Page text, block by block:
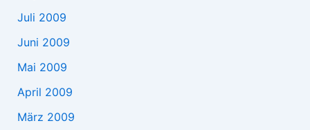
Juli 2009
Juni 2009
Mai 2009
April 2009
März 2009